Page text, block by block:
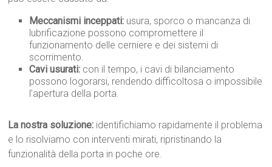
Meccanismi inceppati: usura, sporco o mancanza di
lubrificazione possono compromettere il
funzionamento delle cerniere e dei sistemi di
scorrimento.
Cavi usurati: con il tempo, i cavi di bilanciamento
possono logorarsi, rendendo difficoltosa o impossibile
l’apertura della porta.
La nostra soluzione: identifichiamo rapidamente il problema
e lo risolviamo con interventi mirati, ripristinando la
funzionalità della porta in poche ore.